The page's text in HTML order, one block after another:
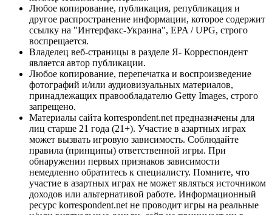
Любое копирование, публикация, републикация и
другое распространение информации, которое содержит
ссылку на "Интерфакс-Украина", EPA / UPG, строго
воспрещается.
Владелец веб-страницы в разделе Я- Корреспондент
является автор публикации.
Любое копирование, перепечатка и воспроизведение
фотографий и/или аудиовизуальных материалов,
принадлежащих правообладателю Getty Images, строго
запрещено.
Материалы сайта korrespondent.net предназначены для
лиц старше 21 года (21+). Участие в азартных играх
может вызвать игровую зависимость. Соблюдайте
правила (принципы) ответственной игры. При
обнаружении первых признаков зависимости
немедленно обратитесь к специалисту. Помните, что
участие в азартных играх не может являться источником
доходов или альтернативой работе. Информационный
ресурс korrespondent.net не проводит игры на реальные